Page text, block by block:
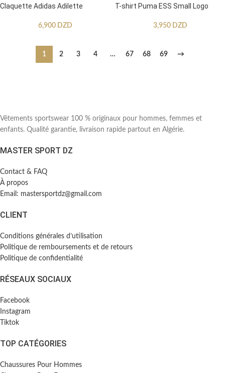
Claquette Adidas Adilette
6,900 DZD
T-shirt Puma ESS Small Logo
3,950 DZD
1 2 3 4 … 67 68 69 →
Vêtements sportswear 100 % originaux pour hommes, femmes et
enfants. Qualité garantie, livraison rapide partout en Algérie.
MASTER SPORT DZ
Contact & FAQ
À propos
Email: mastersportdz@gmail.com
CLIENT
Conditions générales d’utilisation
Politique de remboursements et de retours
Politique de confidentialité
RÉSEAUX SOCIAUX
Facebook
Instagram
Tiktok
TOP CATÉGORIES
Chaussures Pour Hommes